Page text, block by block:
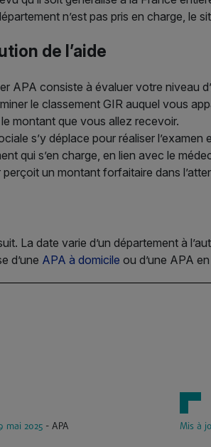
n’est pas pris en charge, le
de l’aide
APA consiste à évaluer votre niveau
le classement GIR auquel vous
montant que vous allez recevoir.
s’y déplace pour réaliser l’examen
qui s’en charge, en lien avec le
un montant forfaitaire dans
La date varie d’un département à
d’une APA à domicile ou d’une APA
mai 2025 - APA Mis à